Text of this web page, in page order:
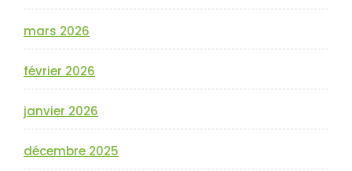
mars 2026
février 2026
janvier 2026
décembre 2025